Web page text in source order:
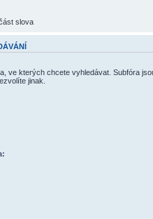
slova
ve kterých chcete vyhledávat. Subfóra
jinak.